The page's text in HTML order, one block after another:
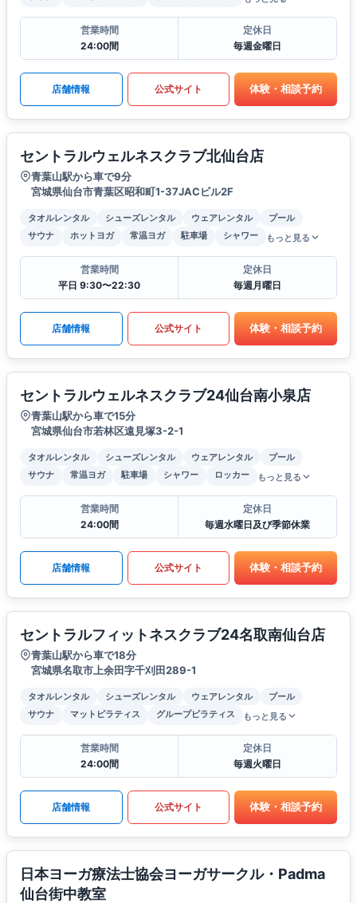
営業時間
24:00間
定休日
毎週金曜日
店舗情報 公式サイト 体験・相談予約
セントラルウェルネスクラブ北仙台店
青葉山駅から車で9分
宮城県仙台市青葉区昭和町1-37JACビル2F
タオルレンタル シューズレンタル ウェアレンタル
プール
サウナ
ホットヨガ 常温ヨガ 駐車場 シャワー もっと見る
営業時間
平日 9:30〜22:30
定休日
毎週月曜日
店舗情報 公式サイト 体験・相談予約
セントラルウェルネスクラブ24仙台南小泉店
青葉山駅から車で15分
宮城県仙台市若林区遠見塚3-2-1
タオルレンタル シューズレンタル ウェアレンタル
プール
サウナ
常温ヨガ 駐車場 シャワー ロッカー もっと見る
営業時間
24:00間
定休日
毎週水曜日及び季節休業
店舗情報 公式サイト 体験・相談予約
セントラルフィットネスクラブ24名取南仙台店
青葉山駅から車で18分
宮城県名取市上余田字千刈田289-1
タオルレンタル シューズレンタル ウェアレンタル
プール
サウナ
マットピラティス グループピラティス もっと見る
営業時間
24:00間
定休日
毎週火曜日
店舗情報 公式サイト 体験・相談予約
日本ヨーガ療法士協会ヨーガサークル・Padma
仙台街中教室